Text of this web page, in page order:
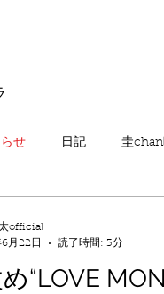
せ 日記 圭
“LOVE
official
月22日
読了時間: 3分